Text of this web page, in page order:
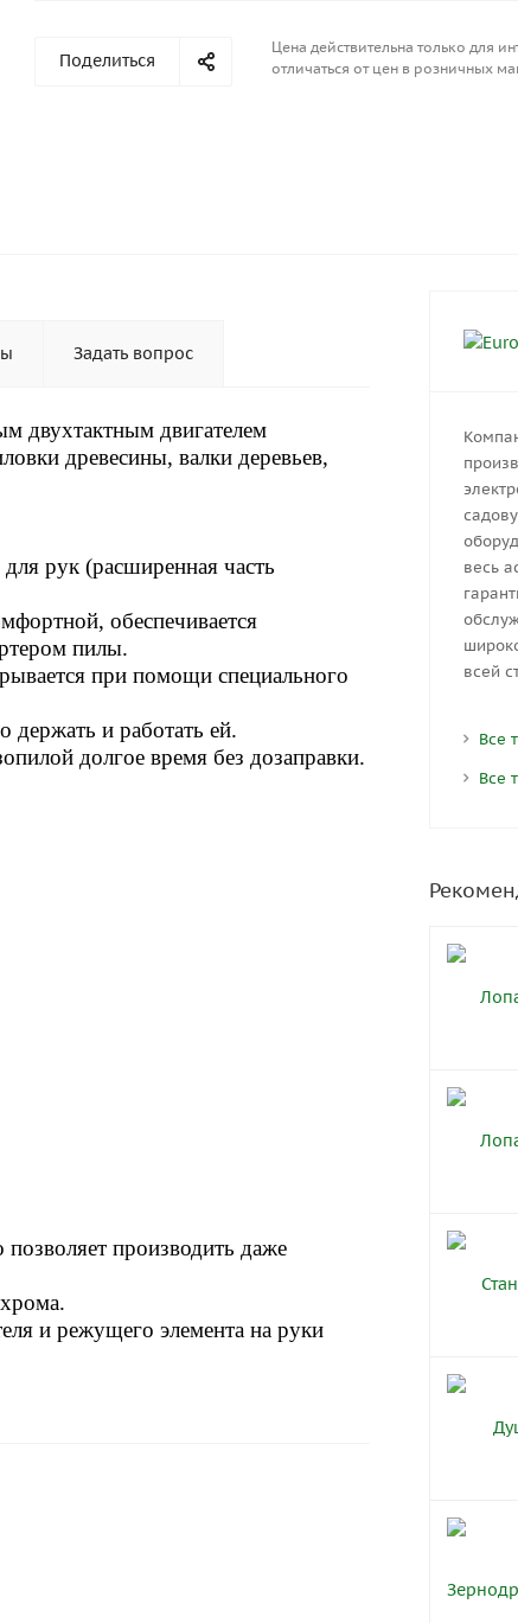
Поделиться
Цена действительна только для
отличаться от цен в розничных
Задать вопрос
двухтактным двигателем
древесины, валки деревьев,
рук (расширенная часть
обеспечивается
пилы.
при помощи специального
держать и работать ей.
долгое время без дозаправки.
производить даже
и режущего элемента на руки
весь
всей
Все
Все